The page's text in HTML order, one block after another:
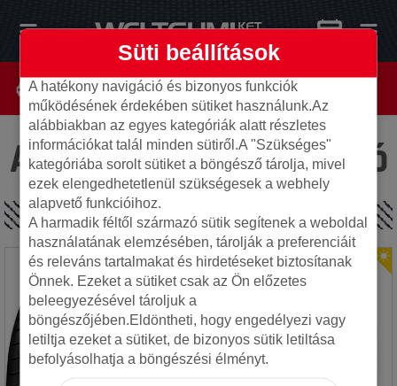
Az oldal nem található
SPECIÁLIS AJÁNLATOK
Süti beállítások
A hatékony navigáció és bizonyos funkciók
működésének érdekében sütiket használunk.Az
alábbiakban az egyes kategóriák alatt részletes
információkat talál minden sütiről.A "Szükséges"
kategóriába sorolt sütiket a böngésző tárolja, mivel
ezek elengedhetetlenül szükségesek a webhely
alapvető funkcióihoz.
A harmadik féltől származó sütik segítenek a weboldal
használatának elemzésében, tárolják a preferenciáit
és releváns tartalmakat és hirdetéseket biztosítanak
Önnek. Ezeket a sütiket csak az Ön előzetes
beleegyezésével tároljuk a
böngészőjében.Eldöntheti, hogy engedélyezi vagy
letiltja ezeket a sütiket, de bizonyos sütik letiltása
befolyásolhatja a böngészési élményt.